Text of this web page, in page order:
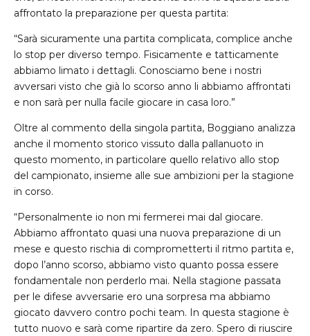
affrontato la preparazione per questa partita:
“Sarà sicuramente una partita complicata, complice anche
lo stop per diverso tempo. Fisicamente e tatticamente
abbiamo limato i dettagli. Conosciamo bene i nostri
avversari visto che già lo scorso anno li abbiamo affrontati
e non sarà per nulla facile giocare in casa loro.”
Oltre al commento della singola partita, Boggiano analizza
anche il momento storico vissuto dalla pallanuoto in
questo momento, in particolare quello relativo allo stop
del campionato, insieme alle sue ambizioni per la stagione
in corso.
“Personalmente io non mi fermerei mai dal giocare.
Abbiamo affrontato quasi una nuova preparazione di un
mese e questo rischia di comprometterti il ritmo partita e,
dopo l’anno scorso, abbiamo visto quanto possa essere
fondamentale non perderlo mai. Nella stagione passata
per le difese avversarie ero una sorpresa ma abbiamo
giocato davvero contro pochi team. In questa stagione è
tutto nuovo e sarà come ripartire da zero. Spero di riuscire